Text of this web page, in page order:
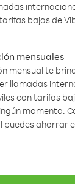
bajas de
mensuales
mensual te
llamadas
con tarifas
momento.
puedes ahorrar